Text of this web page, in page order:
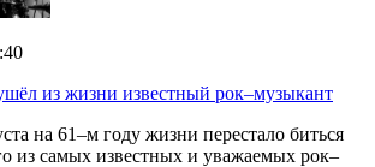
из жизни известный рок–музыкант
на 61–м году жизни перестало биться
из самых известных и уважаемых рок–